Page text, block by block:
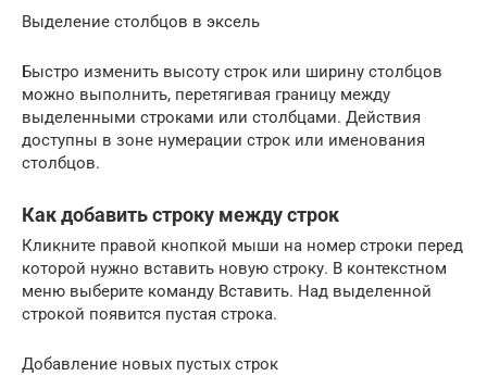
Выделение столбцов в эксель
Быстро изменить высоту строк или ширину столбцов
можно выполнить, перетягивая границу между
выделенными строками или столбцами. Действия
доступны в зоне нумерации строк или именования
столбцов.
Как добавить строку между строк
Кликните правой кнопкой мыши на номер строки перед
которой нужно вставить новую строку. В контекстном
меню выберите команду Вставить. Над выделенной
строкой появится пустая строка.
Добавление новых пустых строк